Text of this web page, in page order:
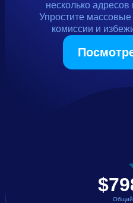
несколько
Упростите
комиссии и